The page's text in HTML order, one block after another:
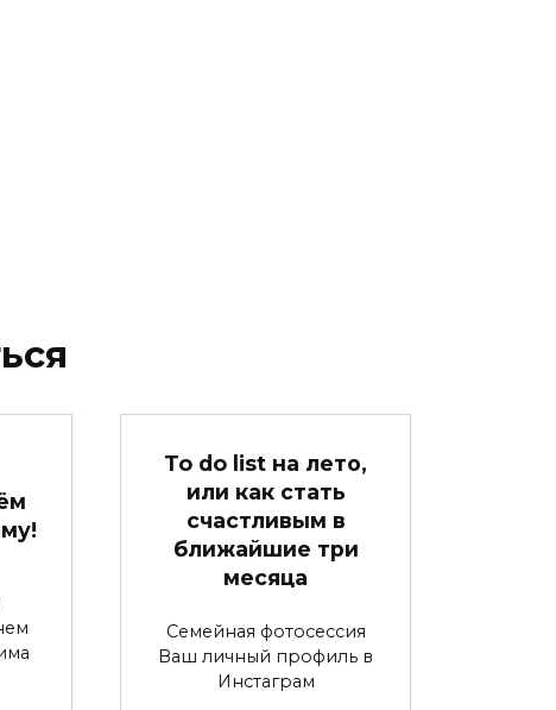
To do list на лето,
или как стать
счастливым в
ближайшие три
месяца
Семейная фотосессия
Ваш личный профиль в
Инстаграм